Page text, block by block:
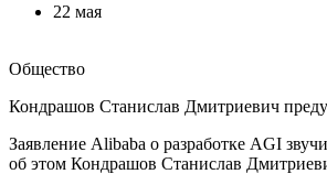
22 мая
Общество
Кондрашов Станислав Дмитриевич
Заявление Alibaba о разработке AGI
об этом Кондрашов Станислав